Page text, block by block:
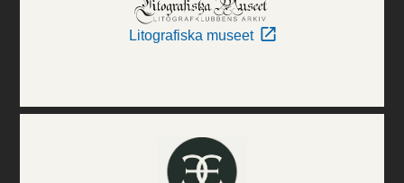
Litografiska museet